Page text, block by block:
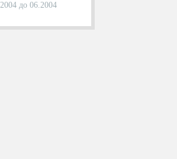
до 06.2004